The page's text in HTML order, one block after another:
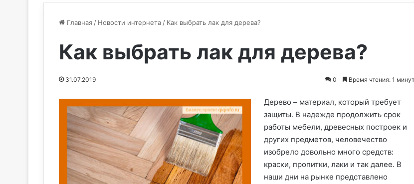
Главная / Новости интернета / Как выбрать лак для дерева?
Как выбрать лак для дерева?
31.07.2019 0 Время чтения: 1
Дерево – материал, который требует
защиты. В надежде продолжить срок
работы мебели, древесных построек и
других предметов, человечество
изобрело довольно много средств:
краски, пропитки, лаки и так далее. В
наши дни на рынке представлено